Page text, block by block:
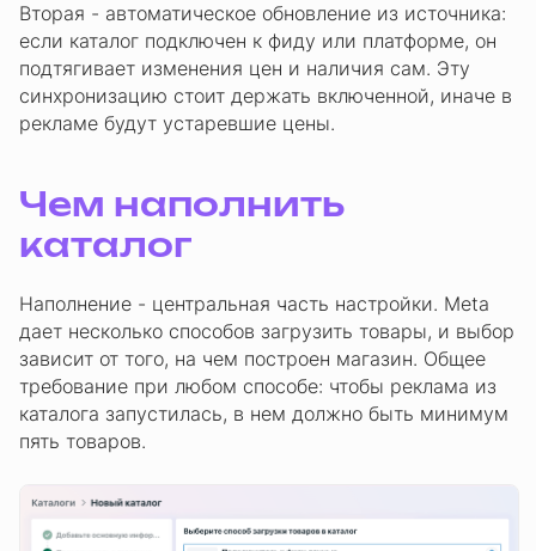
Вторая - автоматическое обновление из источника:
если каталог подключен к фиду или платформе, он
подтягивает изменения цен и наличия сам. Эту
синхронизацию стоит держать включенной, иначе в
рекламе будут устаревшие цены.
Чем наполнить
каталог
Наполнение - центральная часть настройки. Meta
дает несколько способов загрузить товары, и выбор
зависит от того, на чем построен магазин. Общее
требование при любом способе: чтобы реклама из
каталога запустилась, в нем должно быть минимум
пять товаров.